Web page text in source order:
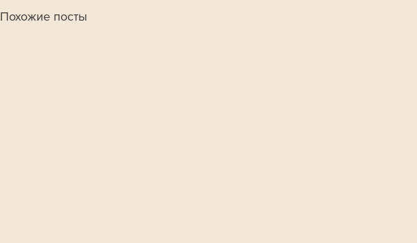
Похожие посты